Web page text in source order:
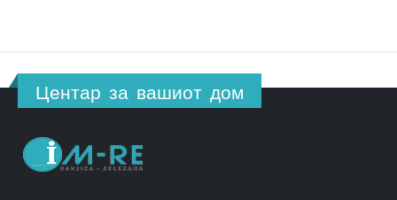
Центар за вашиот дом